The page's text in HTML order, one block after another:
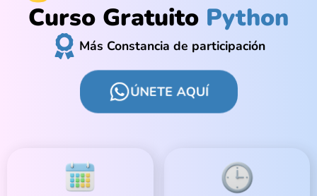
Curso Gratuito Python
Más Constancia de participación
ÚNETE AQUÍ